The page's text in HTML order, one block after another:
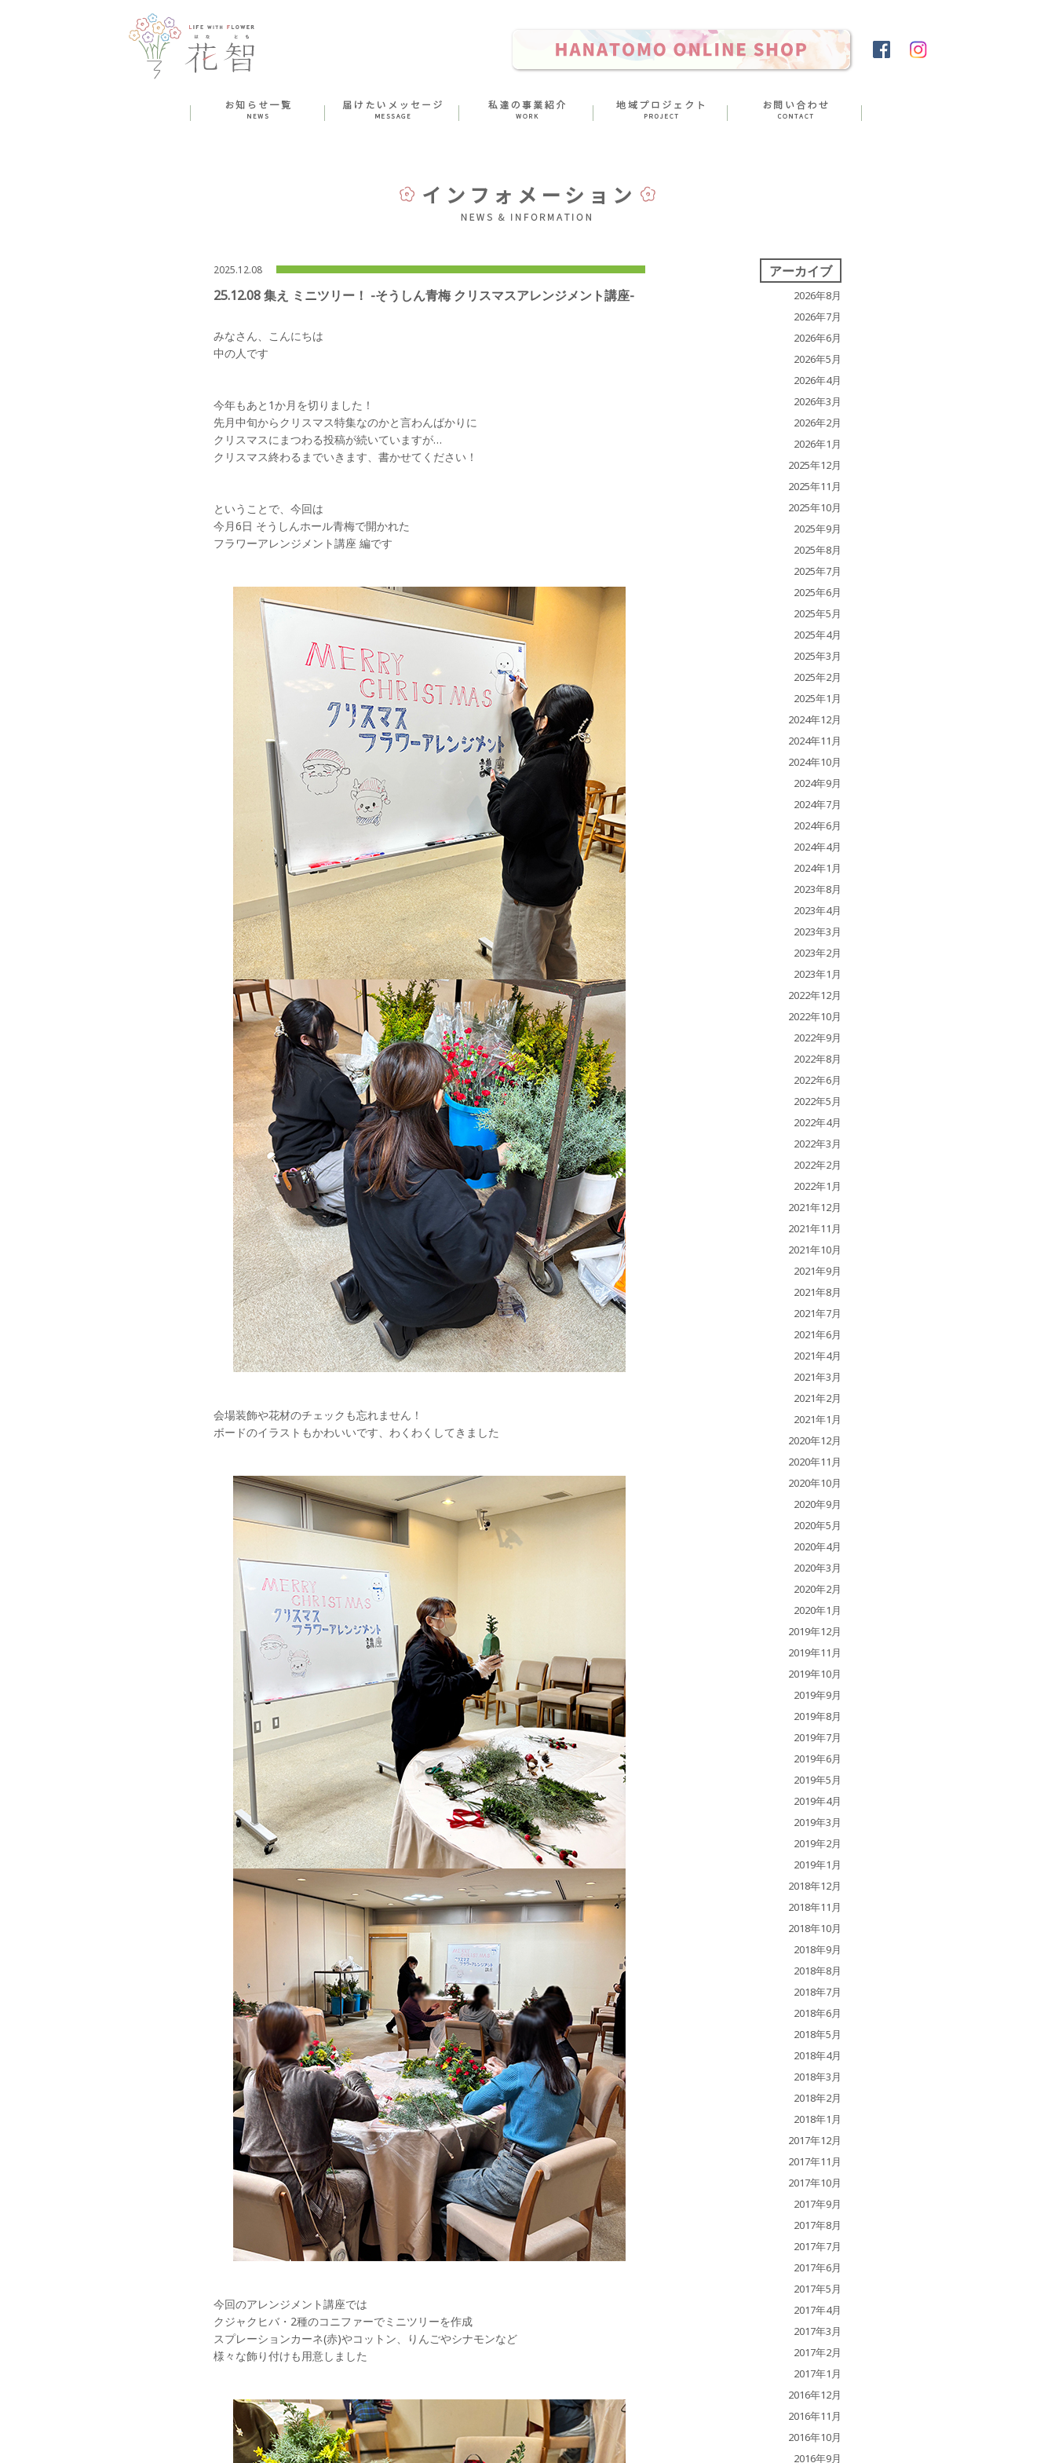
アーカイブ
2026年8月
2026年7月
2026年6月
2026年5月
2026年4月
2026年3月
2026年2月
2026年1月
2025年12月
2025年11月
2025年10月
2025年9月
2025年8月
2025年7月
2025年6月
2025年5月
2025年4月
2025年3月
2025年2月
2025年1月
2024年12月
2024年11月
2024年10月
2024年9月
2024年7月
2024年6月
2024年4月
2024年1月
2023年8月
2023年4月
2023年3月
2023年2月
2023年1月
2022年12月
2022年10月
2022年9月
2022年8月
2022年6月
2022年5月
2022年4月
2022年3月
2022年2月
2022年1月
2021年12月
2021年11月
2021年10月
2021年9月
2021年8月
2021年7月
2021年6月
2021年4月
2021年3月
2021年2月
2021年1月
2020年12月
2020年11月
2020年10月
2020年9月
2020年5月
2020年4月
2020年3月
2020年2月
2020年1月
2019年12月
2019年11月
2019年10月
2019年9月
2019年8月
2019年7月
2019年6月
2019年5月
2019年4月
2019年3月
2019年2月
2019年1月
2018年12月
2018年11月
2018年10月
2018年9月
2018年8月
2018年7月
2018年6月
2018年5月
2018年4月
2018年3月
2018年2月
2018年1月
2017年12月
2017年11月
2017年10月
2017年9月
2017年8月
2017年7月
2017年6月
2017年5月
2017年4月
2017年3月
2017年2月
2017年1月
2016年12月
2016年11月
2016年10月
2016年9月
2025.12.08
25.12.08 集え ミニツリー！ -そうしん青梅 クリスマスアレンジメント講座-
みなさん、こんにちは
中の人です
今年もあと1か月を切りました！
先月中旬からクリスマス特集なのかと言わんばかりに
クリスマスにまつわる投稿が続いていますが…
クリスマス終わるまでいきます、書かせてください！
ということで、今回は
今月6日 そうしんホール青梅で開かれた
フラワーアレンジメント講座 編です
会場装飾や花材のチェックも忘れません！
ボードのイラストもかわいいです、わくわくしてきました
今回のアレンジメント講座では
クジャクヒバ・2種のコニファーでミニツリーを作成
スプレーションカーネ(赤)やコットン、りんごやシナモンなど
様々な飾り付けも用意しました